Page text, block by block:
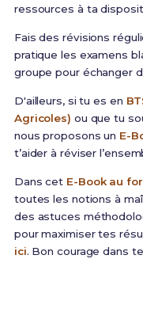
ressources à ta
Fais des révisions
pratique les examens
groupe pour échanger
D'ailleurs, si tu es en
Agricoles) ou que tu
nous proposons un E-
t’aider à réviser
Dans cet E-Book au
toutes les notions à
des astuces
pour maximiser tes
ici. Bon courage dans